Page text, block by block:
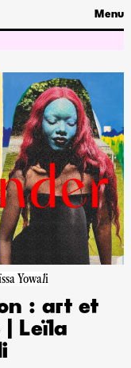
Menu
Yowali
: art et
| Leïla